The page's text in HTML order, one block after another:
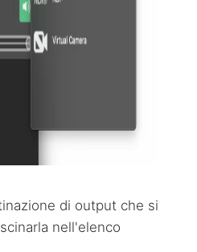
di output che si
nell'elenco